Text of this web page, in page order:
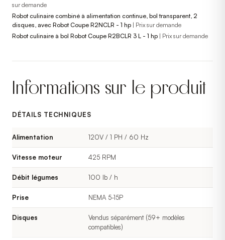
sur demande
Robot culinaire combiné à alimentation continue, bol transparent, 2
disques, avec Robot Coupe R2NCLR - 1 hp | Prix sur demande
Robot culinaire à bol Robot Coupe R2BCLR 3 L - 1 hp | Prix sur demande
Informations sur le produit
DÉTAILS TECHNIQUES
Alimentation 120V / 1 PH / 60 Hz
Vitesse moteur 425 RPM
Débit légumes 100 lb / h
Prise NEMA 5-15P
Disques
Vendus séparément (59+ modèles
compatibles)